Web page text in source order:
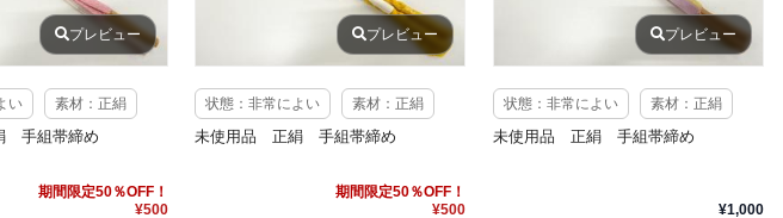
プレビュー
い 素材：正絹
手組帯締め
期間限定50％OFF！
¥500
プレビュー
状態：非常によい 素材：正絹
未使用品 正絹 手組帯締め
期間限定50％OFF！
¥500
プレビュー
状態：非常によい 素材：正絹
未使用品 正絹 手組帯締め
¥1,000